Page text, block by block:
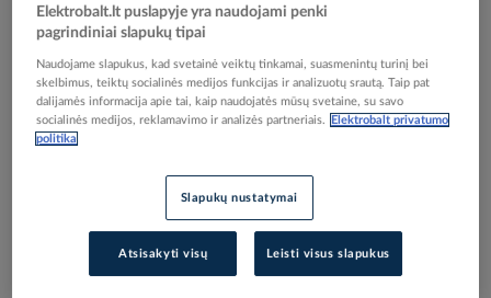
Skip
Reali prekė gali skirtis nuo pavaizduotos nuotraukoje
juodas/raudonas IP54 TAURUS2 - PCE
Elektrobalt.lt puslapyje yra naudojami penki
pagrindiniai slapukų tipai
Naudojame slapukus, kad svetainė veiktų tinkamai, suasmenintų turinį bei
skelbimus, teiktų socialinės medijos funkcijas ir analizuotų srautą. Taip pat
dalijamės informacija apie tai, kaip naudojatės mūsų svetaine, su savo
socialinės medijos, reklamavimo ir analizės partneriais.
Elektrobalt privatumo
politika
Slapukų nustatymai
Atsisakyti visų Leisti visus slapukus